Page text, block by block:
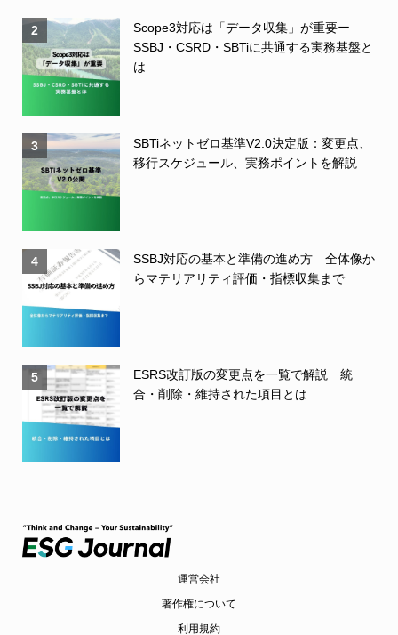
2
Scope3対応は「データ収集」が重要ー
SSBJ・CSRD・SBTiに共通する実務基盤と
は
3
SBTiネットゼロ基準V2.0決定版：変更点、
移行スケジュール、実務ポイントを解説
4
SSBJ対応の基本と準備の進め方 全体像か
らマテリアリティ評価・指標収集まで
5
ESRS改訂版の変更点を一覧で解説 統
合・削除・維持された項目とは
運営会社
著作権について
利用規約